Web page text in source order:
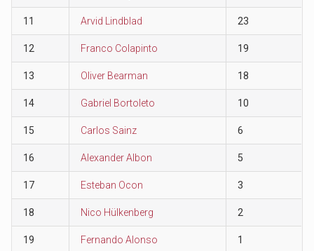
11 Arvid Lindblad 23
12 Franco Colapinto 19
13 Oliver Bearman 18
14 Gabriel Bortoleto 10
15 Carlos Sainz 6
16 Alexander Albon 5
17 Esteban Ocon 3
18 Nico Hülkenberg 2
19 Fernando Alonso 1